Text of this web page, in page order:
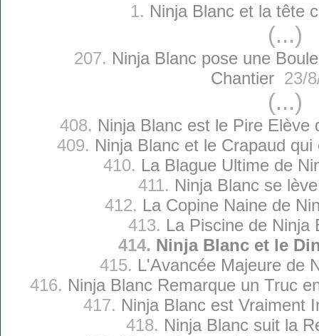
1. Ninja Blanc et la tête
(...)
207. Ninja Blanc pose une
Chantier 23/
(...)
408. Ninja Blanc est le Pire Elève
409. Ninja Blanc et le Crapaud
410. La Blague Ultime de
411. Ninja Blanc se
412. La Copine Naine de
413. La Piscine de Ninja
414. Ninja Blanc et le
415. L'Avancée Majeure de
416. Ninja Blanc Remarque un Truc
417. Ninja Blanc est Vraiment
418. Ninja Blanc suit la